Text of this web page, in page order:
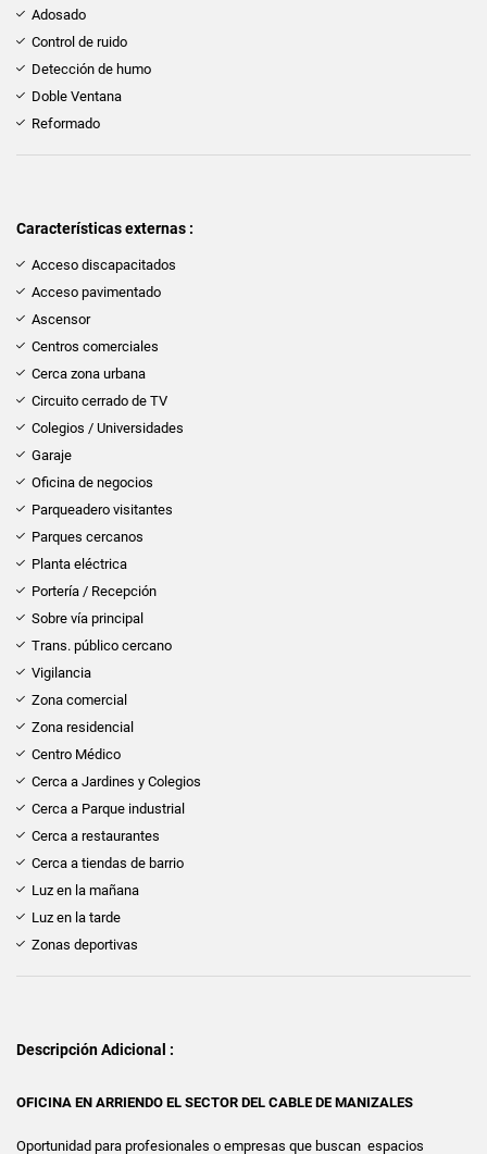
Adosado
Control de ruido
Detección de humo
Doble Ventana
Reformado
Características externas :
Acceso discapacitados
Acceso pavimentado
Ascensor
Centros comerciales
Cerca zona urbana
Circuito cerrado de TV
Colegios / Universidades
Garaje
Oficina de negocios
Parqueadero visitantes
Parques cercanos
Planta eléctrica
Portería / Recepción
Sobre vía principal
Trans. público cercano
Vigilancia
Zona comercial
Zona residencial
Centro Médico
Cerca a Jardines y Colegios
Cerca a Parque industrial
Cerca a restaurantes
Cerca a tiendas de barrio
Luz en la mañana
Luz en la tarde
Zonas deportivas
Descripción Adicional :
OFICINA EN ARRIENDO EL SECTOR DEL CABLE DE MANIZALES
Oportunidad para profesionales o empresas que buscan espacios